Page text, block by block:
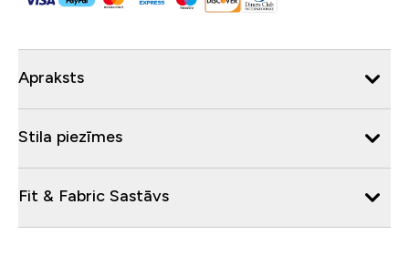
Apraksts
Stila piezīmes
Fit & Fabric Sastāvs